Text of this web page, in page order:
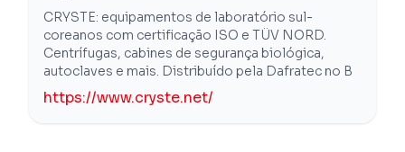
CRYSTE: equipamentos de laboratório sul-
coreanos com certificação ISO e TÜV NORD.
Centrífugas, cabines de segurança biológica,
autoclaves e mais. Distribuído pela Dafratec no B
https://www.cryste.net/